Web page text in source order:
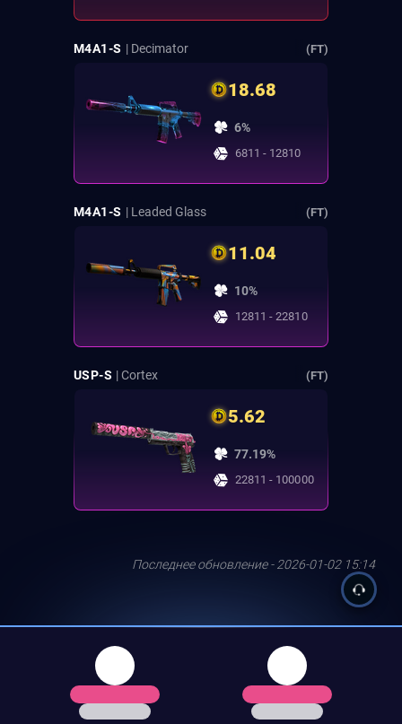
M4A1-S | Decimator (FT)
18.68
6%
6811 - 12810
M4A1-S | Leaded Glass (FT)
11.04
10%
12811 - 22810
USP-S | Cortex (FT)
5.62
77.19%
22811 - 100000
Последнее обновление - 2026-01-02 15:14